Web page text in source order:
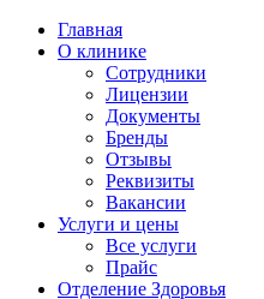
Главная
О клинике
Сотрудники
Лицензии
Документы
Бренды
Отзывы
Реквизиты
Вакансии
Услуги и цены
Все услуги
Прайс
Отделение Здоровья